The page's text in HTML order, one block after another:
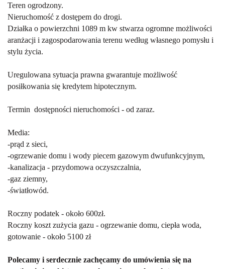
Teren ogrodzony.
Nieruchomość z dostępem do drogi.
Działka o powierzchni 1089 m kw stwarza ogromne możliwości
aranżacji i zagospodarowania terenu według własnego pomysłu i
stylu życia.
Uregulowana sytuacja prawna gwarantuje możliwość
posiłkowania się kredytem hipotecznym.
Termin dostępności nieruchomości - od zaraz.
Media:
-prąd z sieci,
-ogrzewanie domu i wody piecem gazowym dwufunkcyjnym,
-kanalizacja - przydomowa oczyszczalnia,
-gaz ziemny,
-światłowód.
Roczny podatek - około 600zł.
Roczny koszt zużycia gazu - ogrzewanie domu, ciepła woda,
gotowanie - około 5100 zł
Polecamy i serdecznie zachęcamy do umówienia się na